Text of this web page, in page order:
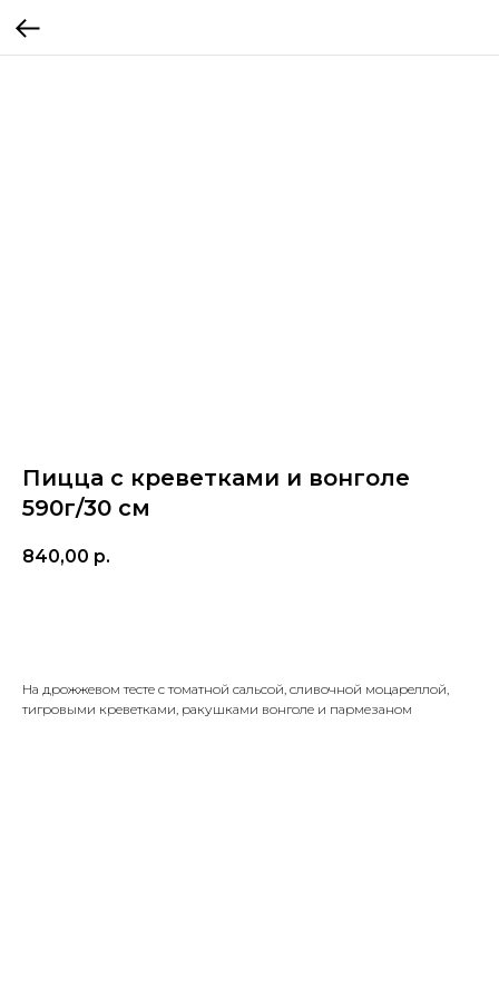
Пицца с креветками и вонголе
590г/30 см
840,00 р.
На дрожжевом тесте с томатной сальсой, сливочной моцареллой,
тигровыми креветками, ракушками вонголе и пармезаном